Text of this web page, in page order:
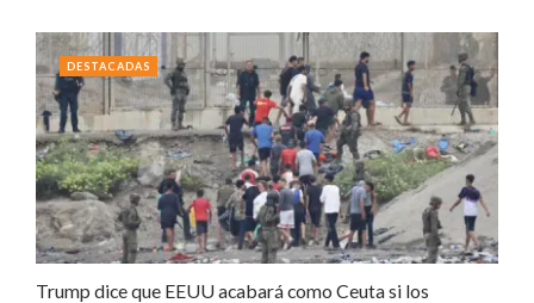
Trump dice que EEUU acabará como Ceuta si los
DESTACADAS